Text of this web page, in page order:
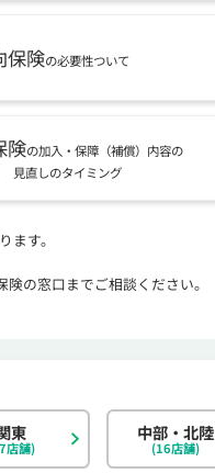
保険の必要性ついて
険の加入・保障（補償）内容の
見直しのタイミング
す。
の窓口までご相談ください。
東
店舗)
中部・北陸
(16店舗)